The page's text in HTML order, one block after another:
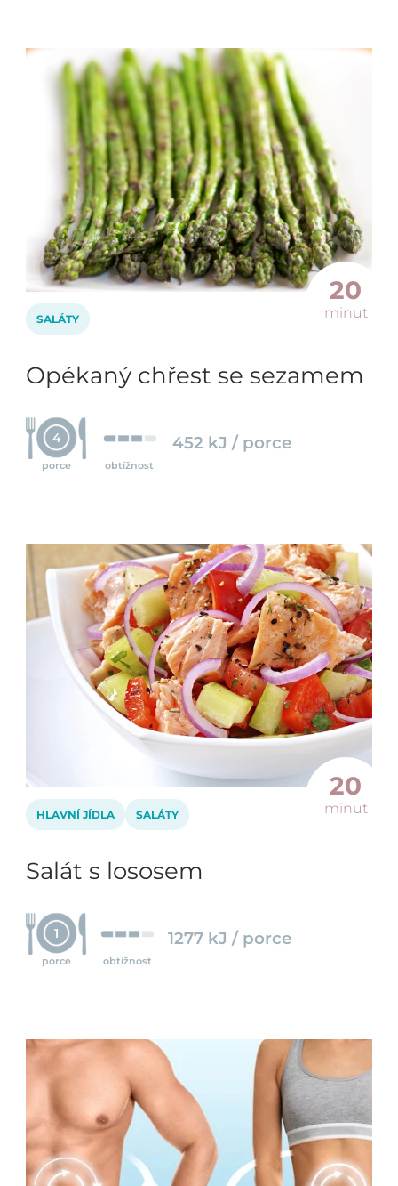
20
minut
SALÁTY
Opékaný chřest se sezamem
4
porce obtížnost
452 kJ / porce
20
minut
HLAVNÍ JÍDLA SALÁTY
Salát s lososem
1
porce obtížnost
1277 kJ / porce